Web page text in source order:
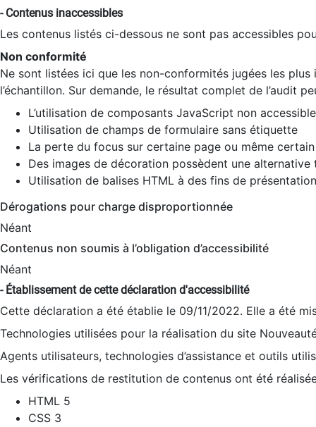
- Contenus inaccessibles
Les contenus listés ci-dessous ne sont pas accessibles
Non conformité
Ne sont listées ici que les non-conformités jugées les
l’échantillon. Sur demande, le résultat complet de l’audit
L’utilisation de composants JavaScript non
Utilisation de champs de formulaire sans étiquette
La perte du focus sur certaine page ou même
Des images de décoration possèdent une alternative
Utilisation de balises HTML à des fins de
Dérogations pour charge disproportionnée
Néant
Contenus non soumis à l’obligation d’accessibilité
Néant
- Établissement de cette déclaration d'accessibilité
Cette déclaration a été établie le 09/11/2022. Elle a été
Technologies utilisées pour la réalisation du site
Agents utilisateurs, technologies d’assistance et outils
Les vérifications de restitution de contenus ont été
HTML 5
CSS 3